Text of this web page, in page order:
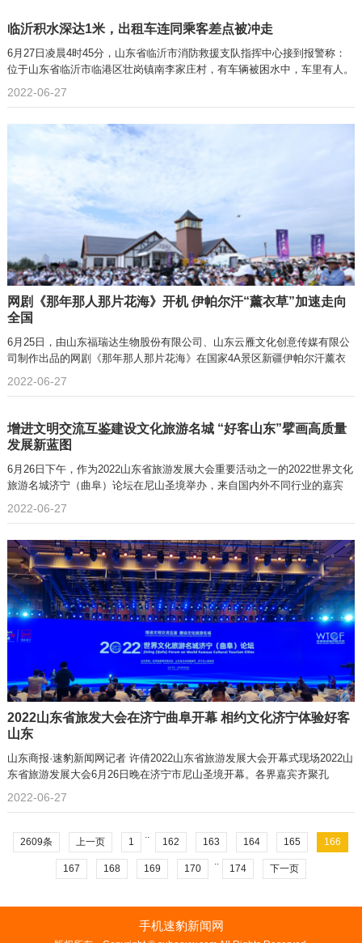
临沂积水深达1米，出租车连同乘客差点被冲走
6月27日凌晨4时45分，山东省临沂市消防救援支队指挥中心接到报警称：
位于山东省临沂市临港区壮岗镇南李家庄村，有车辆被困水中，车里有人。
2022-06-27
网剧《那年那人那片花海》开机 伊帕尔汗“薰衣草”加速走向
全国
6月25日，由山东福瑞达生物股份有限公司、山东云雁文化创意传媒有限公
司制作出品的网剧《那年那人那片花海》在国家4A景区新疆伊帕尔汗薰衣
2022-06-27
增进文明交流互鉴建设文化旅游名城 “好客山东”擘画高质量
发展新蓝图
6月26日下午，作为2022山东省旅游发展大会重要活动之一的2022世界文化
旅游名城济宁（曲阜）论坛在尼山圣境举办，来自国内外不同行业的嘉宾
2022-06-27
2022山东省旅发大会在济宁曲阜开幕 相约文化济宁体验好客
山东
山东商报·速豹新闻网记者 许倩2022山东省旅游发展大会开幕式现场2022山
东省旅游发展大会6月26日晚在济宁市尼山圣境开幕。各界嘉宾齐聚孔
2022-06-27
2609条 上一页 1
..
162 163 164 165 166
167 168 169 170
..
174 下一页
手机速豹新闻网